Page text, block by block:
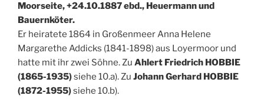
Moorseite, +24.10.1887 ebd., Heuermann und
Bauernköter.
Er heiratete 1864 in Großenmeer Anna Helene
Margarethe Addicks (1841-1898) aus Loyermoor und
hatte mit ihr zwei Söhne. Zu Ahlert Friedrich HOBBIE
(1865-1935)siehe 10.a). Zu Johann Gerhard HOBBIE
(1872-1955)siehe 10.b).